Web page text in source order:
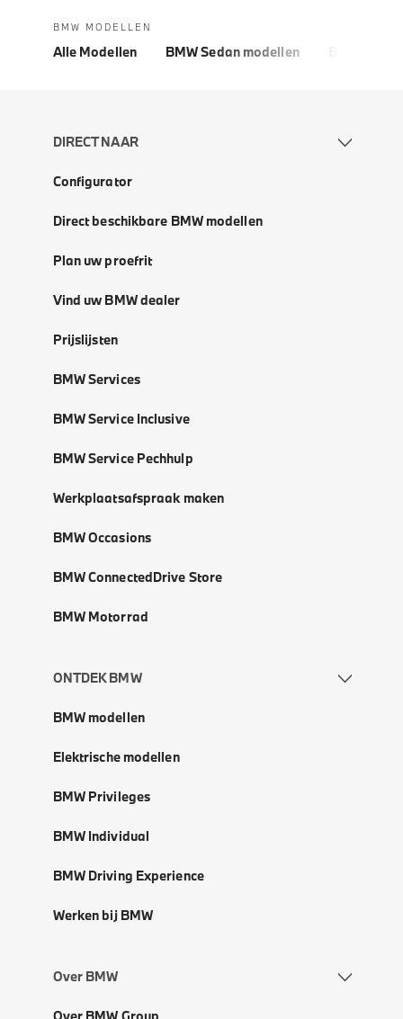
BMW MODELLEN
Alle Modellen BMW Sedan modellen
DIRECT NAAR
Configurator
Direct beschikbare BMW modellen
Plan uw proefrit
Vind uw BMW dealer
Prijslijsten
BMW Services
BMW Service Inclusive
BMW Service Pechhulp
Werkplaatsafspraak maken
BMW Occasions
BMW ConnectedDrive Store
BMW Motorrad
ONTDEK BMW
BMW modellen
Elektrische modellen
BMW Privileges
BMW Individual
BMW Driving Experience
Werken bij BMW
Over BMW